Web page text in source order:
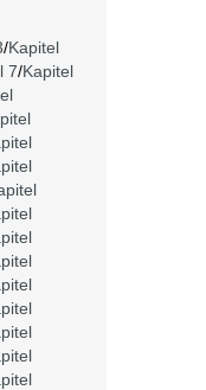
/Kapitel
7/Kapitel